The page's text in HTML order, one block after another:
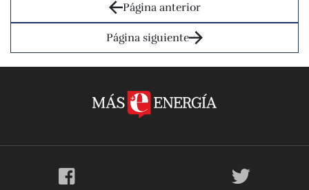
Página anterior
Página siguiente